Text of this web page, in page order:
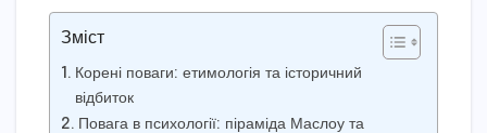
Зміст
Корені поваги: етимологія та історичний
відбиток
Повага в психології: піраміда Маслоу та